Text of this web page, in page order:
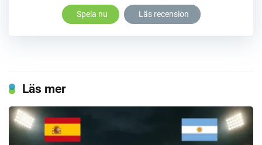
Spela nu Läs recension
Läs mer